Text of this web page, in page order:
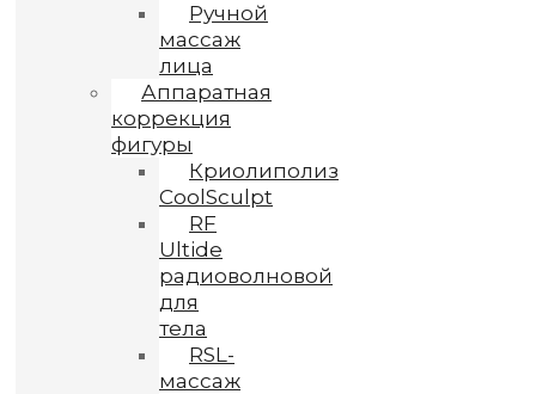
Ручной
массаж
лица
Аппаратная
коррекция
фигуры
Криолиполиз
CoolSculpt
RF
Ultide
радиоволновой
для
тела
RSL-
массаж